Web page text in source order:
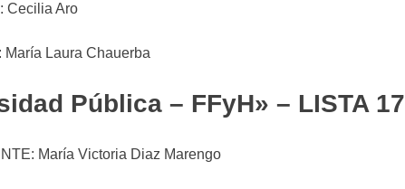
Aro
Laura Chauerba
Pública – FFyH» – LISTA 17
María Victoria Diaz Marengo